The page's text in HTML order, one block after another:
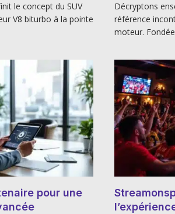
le concept du SUV
V8 biturbo à la pointe
Décryptons
référence
moteur.
pour une